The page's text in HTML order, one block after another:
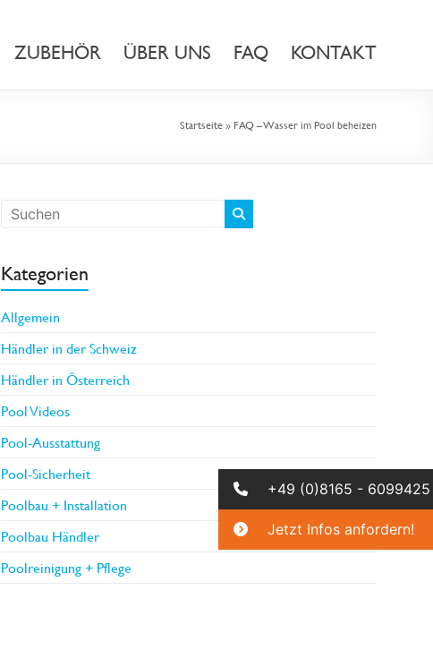
ZUBEHÖR ÜBER UNS FAQ KONTAKT
Startseite» FAQ – Wasser im Pool beheizen
Kategorien
Allgemein
Händler in der Schweiz
Händler in Österreich
Pool Videos
Pool-Ausstattung
Pool-Sicherheit
Poolbau + Installation
Poolbau Händler
Poolreinigung + Pflege
+49 (0)8165 - 6099425
Jetzt Infos anfordern!